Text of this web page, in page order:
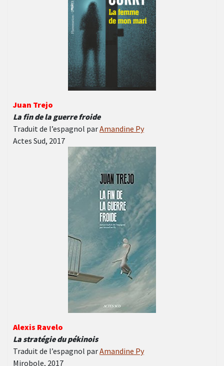
Juan Trejo
La fin de la guerre froide
Traduit de l’espagnol parAmandine Py
Actes Sud, 2017
Alexis Ravelo
La stratégie du pékinois
Traduit de l’espagnol parAmandine Py
Mirobole, 2017